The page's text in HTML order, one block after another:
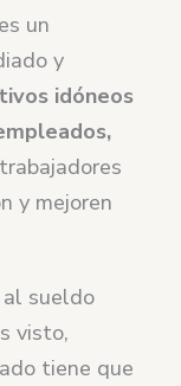
un
y
idóneos
y mejoren
al sueldo
visto,
tiene que